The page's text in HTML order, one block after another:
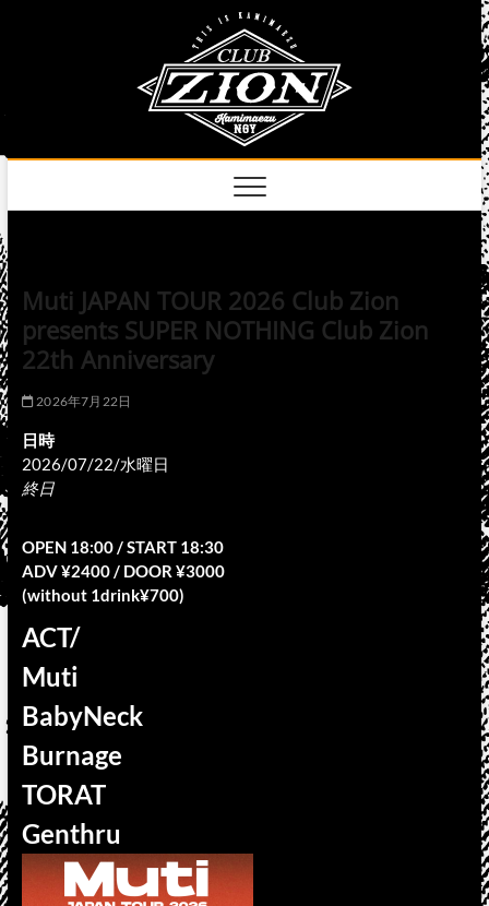
Muti JAPAN TOUR 2026 Club Zion
presents SUPER NOTHING Club Zion
22th Anniversary
2026年7月22日
日時
2026/07/22/水曜日
終日
OPEN 18:00 / START 18:30
ADV ¥2400 / DOOR ¥3000
(without 1drink¥700)
ACT/
Muti
BabyNeck
Burnage
TORAT
Genthru